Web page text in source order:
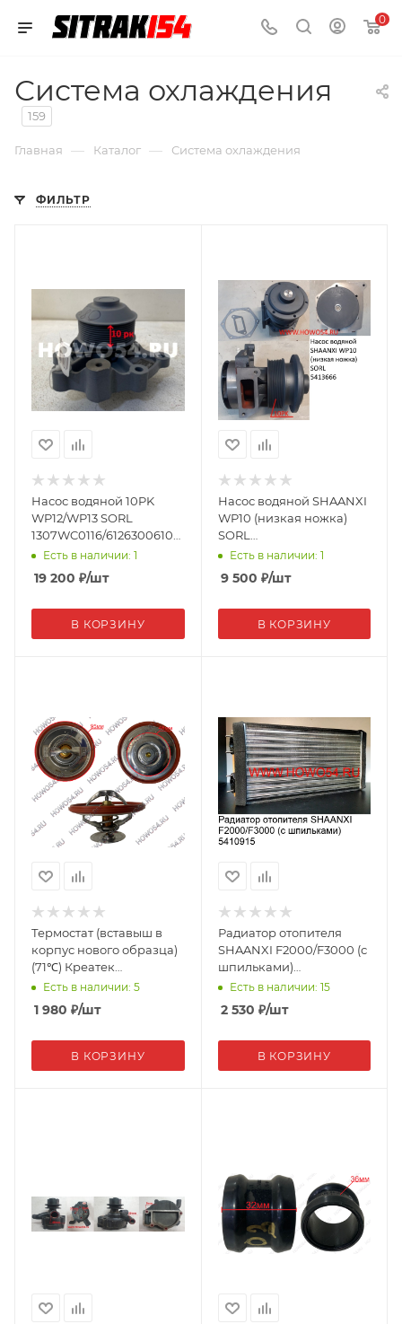
0
Система охлаждения
159
Главная — Каталог — Система охлаждения
ФИЛЬТР
Насос водяной 10PK
WP12/WP13 SORL
1307WC0116/612630061073
(18680)
Есть в наличии: 1
19 200 ₽/шт
В КОРЗИНУ
Насос водяной SHAANXI
WP10 (низкая ножка)
SORL
1307WC0019/612600061603
Есть в наличии: 1
9 500 ₽/шт
В КОРЗИНУ
Термостат (вставыш в
корпус нового образца)
(71℃) Креатек
WD615/WP10-JWQX-71
(CK1140)
Есть в наличии: 5
1 980 ₽/шт
В КОРЗИНУ
Радиатор отопителя
SHAANXI F2000/F3000 (с
шпильками)
81.61960.0067 (10915)
Есть в наличии: 15
2 530 ₽/шт
В КОРЗИНУ